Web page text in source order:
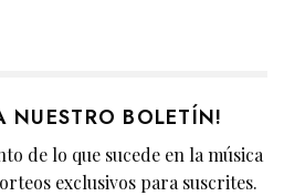
NUESTRO BOLETÍN!
de lo que sucede en la música
exclusivos para suscrites.